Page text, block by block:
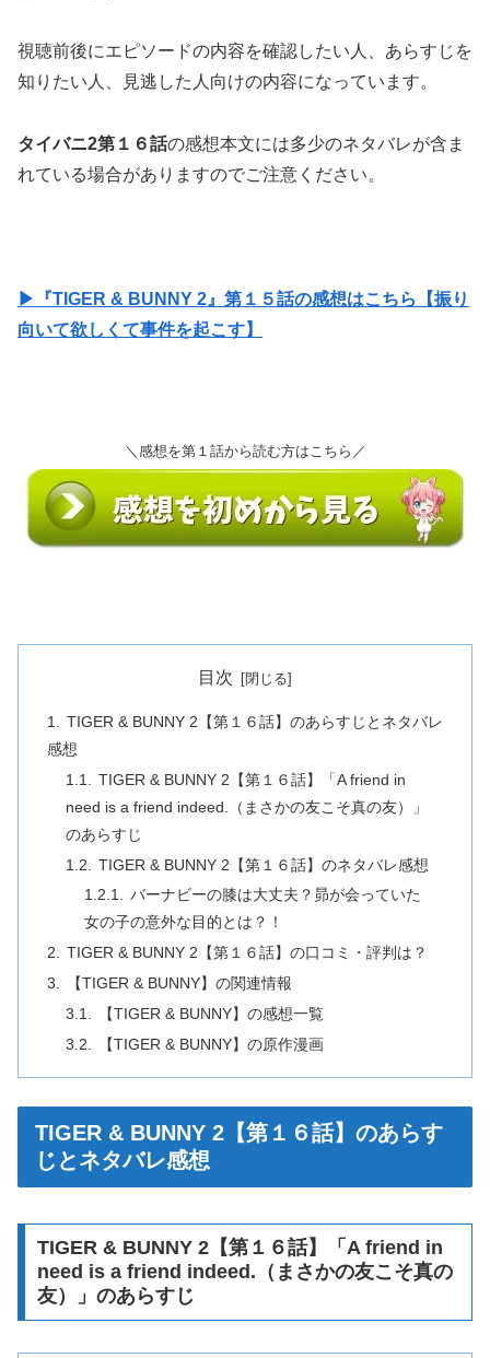
視聴前後にエピソードの内容を確認したい人、あらすじを
知りたい人、見逃した人向けの内容になっています。
タイバニ2第１６話の感想本文には多少のネタバレが含ま
れている場合がありますのでご注意ください。
▶『TIGER & BUNNY 2』第１５話の感想はこちら【振り
向いて欲しくて事件を起こす】
＼感想を第１話から読む方はこちら／
目次
TIGER & BUNNY 2【第１６話】のあらすじとネタバレ
感想
TIGER & BUNNY 2【第１６話】「A friend in
need is a friend indeed.（まさかの友こそ真の友）」
のあらすじ
TIGER & BUNNY 2【第１６話】のネタバレ感想
バーナビーの膝は大丈夫？昴が会っていた
女の子の意外な目的とは？！
TIGER & BUNNY 2【第１６話】の口コミ・評判は？
【TIGER & BUNNY】の関連情報
【TIGER & BUNNY】の感想一覧
【TIGER & BUNNY】の原作漫画
TIGER & BUNNY 2【第１６話】のあらす
じとネタバレ感想
TIGER & BUNNY 2【第１６話】「A friend in
need is a friend indeed.（まさかの友こそ真の
友）」のあらすじ